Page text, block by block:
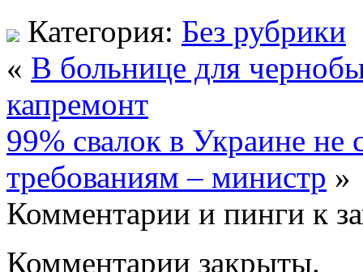
Категория: Без рубрики
« В больнице для
капремонт
99% свалок в Украине не
требованиям – министр »
Комментарии и пинги к
Комментарии закрыты.